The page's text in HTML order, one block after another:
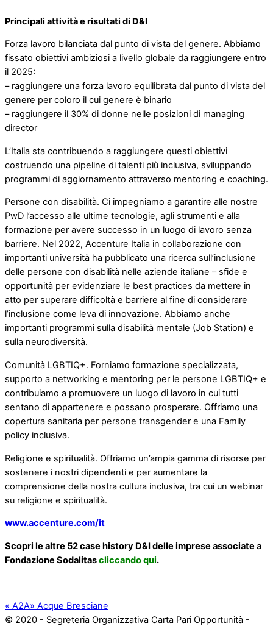
Principali attività e risultati di D&I
Forza lavoro bilanciata dal punto di vista del genere. Abbiamo
fissato obiettivi ambiziosi a livello globale da raggiungere entro
il 2025:
– raggiungere una forza lavoro equilibrata dal punto di vista del
genere per coloro il cui genere è binario
– raggiungere il 30% di donne nelle posizioni di managing
director
L’Italia sta contribuendo a raggiungere questi obiettivi
costruendo una pipeline di talenti più inclusiva, sviluppando
programmi di aggiornamento attraverso mentoring e coaching.
Persone con disabilità. Ci impegniamo a garantire alle nostre
PwD l’accesso alle ultime tecnologie, agli strumenti e alla
formazione per avere successo in un luogo di lavoro senza
barriere. Nel 2022, Accenture Italia in collaborazione con
importanti università ha pubblicato una ricerca sull’inclusione
delle persone con disabilità nelle aziende italiane – sfide e
opportunità per evidenziare le best practices da mettere in
atto per superare difficoltà e barriere al fine di considerare
l’inclusione come leva di innovazione. Abbiamo anche
importanti programmi sulla disabilità mentale (Job Station) e
sulla neurodiversità.
Comunità LGBTIQ+. Forniamo formazione specializzata,
supporto a networking e mentoring per le persone LGBTIQ+ e
contribuiamo a promuovere un luogo di lavoro in cui tutti
sentano di appartenere e possano prosperare. Offriamo una
copertura sanitaria per persone transgender e una Family
policy inclusiva.
Religione e spiritualità. Offriamo un’ampia gamma di risorse per
sostenere i nostri dipendenti e per aumentare la
comprensione della nostra cultura inclusiva, tra cui un webinar
su religione e spiritualità.
www.accenture.com/it
Scopri le altre 52 case history D&I delle imprese associate a
Fondazione Sodalitascliccando qui.
« A2A» Acque Bresciane
© 2020 - Segreteria Organizzativa Carta Pari Opportunità -